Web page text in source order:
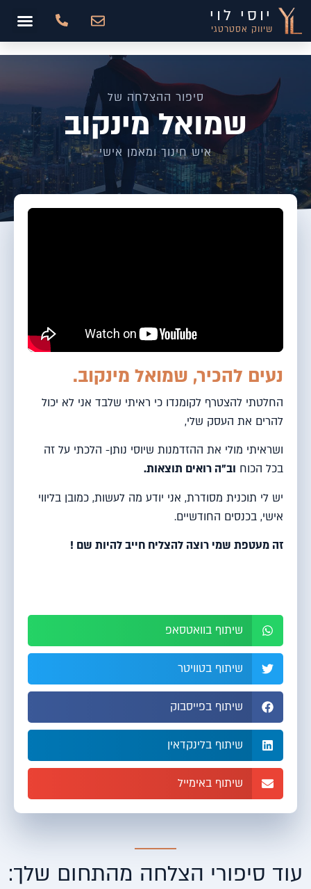
יוסי לוי
שיווק אסטרטגי
סיפור ההצלחה של
שמואל מינקוב
איש חינוך ומאמן אישי
נעים להכיר, שמואל מינקוב.
החלטתי להצטרף לקומנדו כי ראיתי שלבד אני לא יכול
להרים את העסק שלי,
ושראיתי מולי את ההזדמנות שיוסי נותן- הלכתי על זה
בכל הכוח וב"ה רואים תוצאות.
יש לי תוכנית מסודרת, אני יודע מה לעשות, כמובן בליווי
אישי, בכנסים החודשיים.
זה מעטפת שמי רוצה להצליח חייב להיות שם !
שיתוף בוואטסאפ
שיתוף בטוויטר
שיתוף בפייסבוק
שיתוף בלינקדאין
שיתוף באימייל
עוד סיפורי הצלחה מהתחום שלך: